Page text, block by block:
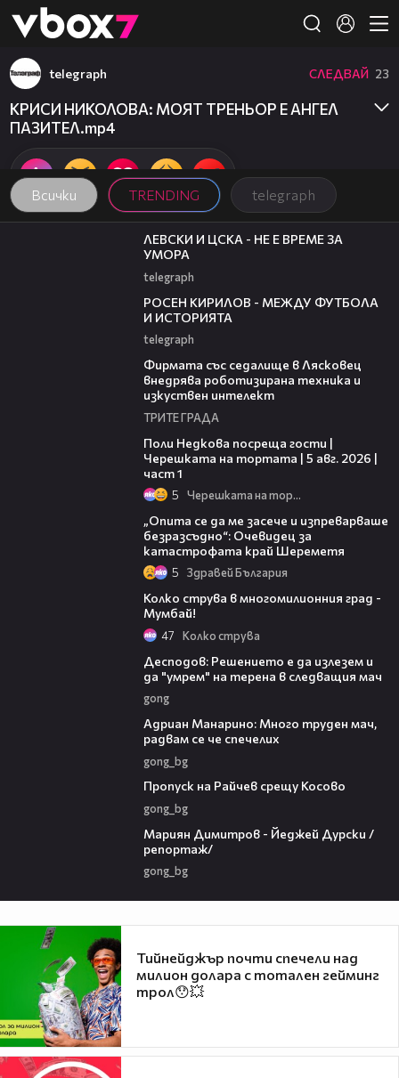
👾
Всички TRENDING telegraph
telegraph СЛЕДВАЙ 23
КРИСИ НИКОЛОВА: МОЯТ ТРЕНЬОР Е АНГЕЛ
ПАЗИТЕЛ.mp4
31:36
ЛЕВСКИ И ЦСКА - НЕ Е ВРЕМЕ ЗА
УМОРА
telegraph
РОСЕН КИРИЛОВ - МЕЖДУ ФУТБОЛА
И ИСТОРИЯТА
telegraph
Фирмата със седалище в Лясковец
внедрява роботизирана техника и
изкуствен интелект
ТРИТЕ ГРАДА
Поли Недкова посреща гости |
Черешката на тортата | 5 авг. 2026 |
част 1
5 Черешката на тортата
„Опита се да ме засече и изпреварваше
безразсъдно“: Очевидец за
катастрофата край Шереметя
5 Здравей България
Колко струва в многомилионния град -
Мумбай!
47 Колко струва
Десподов: Решението е да излезем и
да "умрем" на терена в следващия мач
gong
Адриан Манарино: Много труден мач,
радвам се че спечелих
gong_bg
Пропуск на Райчев срещу Косово
gong_bg
Мариян Димитров - Йеджей Дурски /
репортаж/
gong_bg
Тийнейджър почти спечели над
милион долара с тотален гейминг
трол😯💥